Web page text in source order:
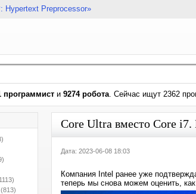
Hypertext Preprocessor»
программист и 9274 робота. Сейчас ищут 2362
(813)
Core Ultra вместо Core i7.
Дата: 2023-06-08 18:03
Компания Intel ранее уже
теперь мы снова можем оценить,